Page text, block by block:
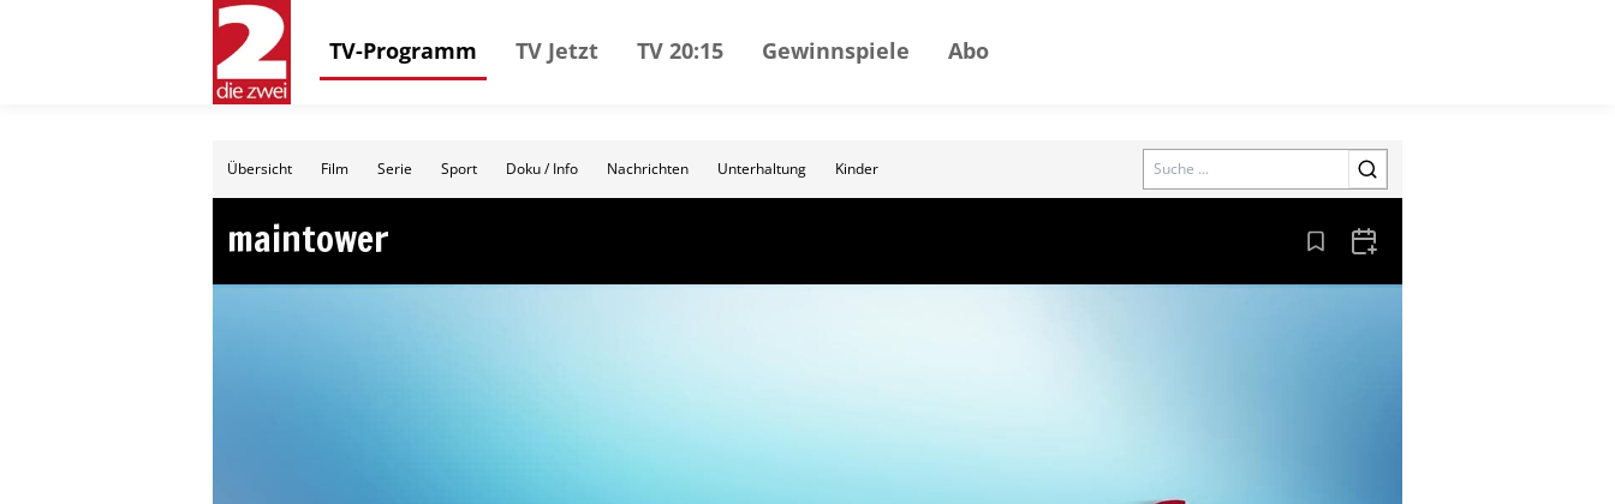
TV-Programm TV Jetzt TV 20:15 Gewinnspiele Abo
Übersicht Film Serie Sport Doku / Info Nachrichten Unterhaltung Kinder Search
maintower Aus den Lesezeichen entfernen
Zum Kalender hinzufügen